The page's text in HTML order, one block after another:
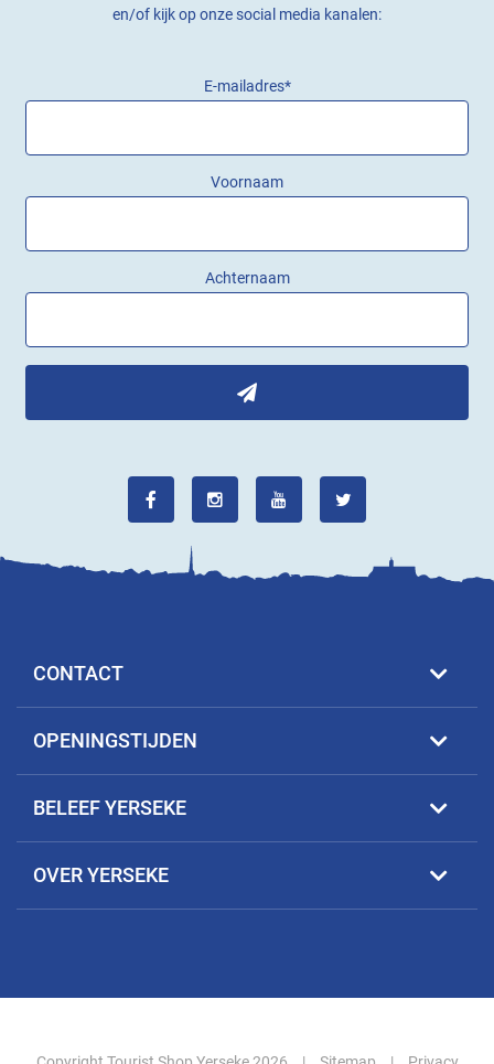
en/of kijk op onze social media kanalen:
E-mailadres*
Voornaam
Achternaam
CONTACT
OPENINGSTIJDEN
BELEEF YERSEKE
OVER YERSEKE